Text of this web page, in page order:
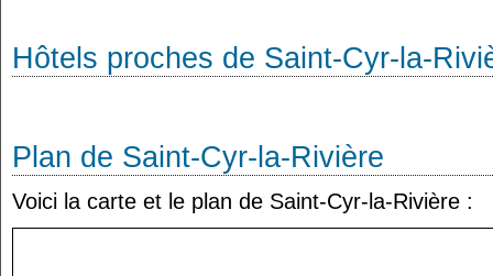
Hôtels proches de Saint-Cyr-la-
Plan de Saint-Cyr-la-Rivière
Voici la carte et le plan de Saint-Cyr-la-Rivière :